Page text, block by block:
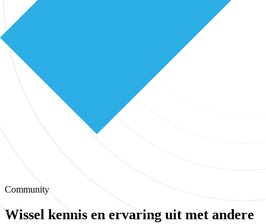
Community
Wissel kennis en ervaring uit met andere